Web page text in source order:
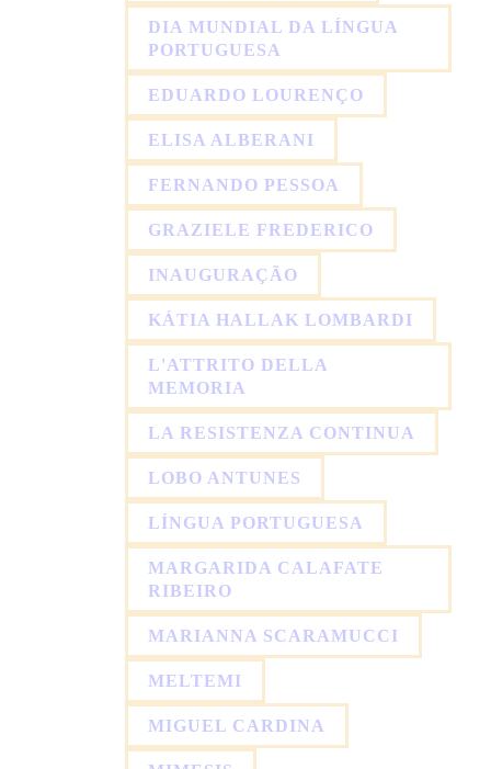
DIA MUNDIAL DA LÍNGUA
PORTUGUESA
EDUARDO LOURENÇO
ELISA ALBERANI
FERNANDO PESSOA
GRAZIELE FREDERICO
INAUGURAÇÃO
KÁTIA HALLAK LOMBARDI
L'ATTRITO DELLA
MEMORIA
LA RESISTENZA CONTINUA
LOBO ANTUNES
LÍNGUA PORTUGUESA
MARGARIDA CALAFATE
RIBEIRO
MARIANNA SCARAMUCCI
MELTEMI
MIGUEL CARDINA